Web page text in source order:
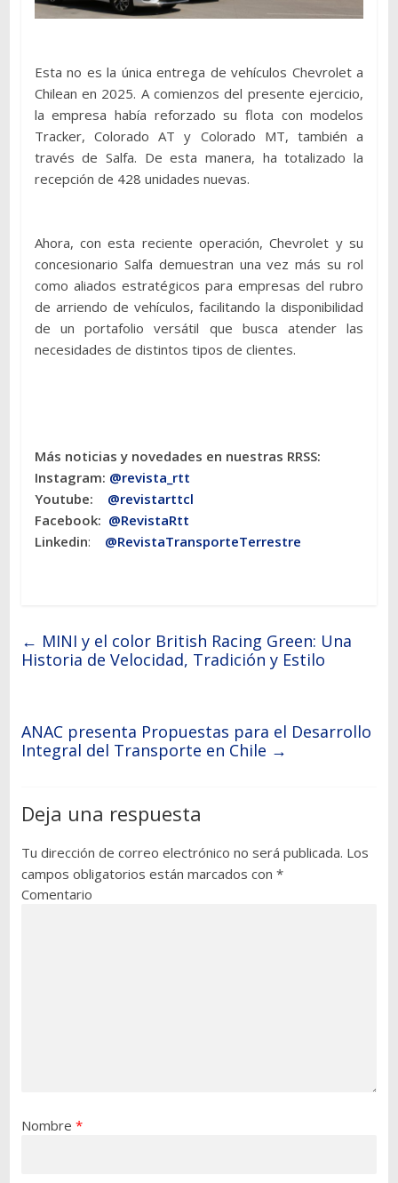
Esta no es la única entrega de vehículos Chevrolet a
Chilean en 2025. A comienzos del presente ejercicio,
la empresa había reforzado su flota con modelos
Tracker, Colorado AT y Colorado MT, también a
través de Salfa. De esta manera, ha totalizado la
recepción de 428 unidades nuevas.
Ahora, con esta reciente operación, Chevrolet y su
concesionario Salfa demuestran una vez más su rol
como aliados estratégicos para empresas del rubro
de arriendo de vehículos, facilitando la disponibilidad
de un portafolio versátil que busca atender las
necesidades de distintos tipos de clientes.
Más noticias y novedades en nuestras RRSS:
Instagram: @revista_rtt
Youtube: @revistarttcl
Facebook: @RevistaRtt
Linkedin: @RevistaTransporteTerrestre
← MINI y el color British Racing Green: Una
Historia de Velocidad, Tradición y Estilo
ANAC presenta Propuestas para el Desarrollo
Integral del Transporte en Chile →
Deja una respuesta
Tu dirección de correo electrónico no será publicada. Los
campos obligatorios están marcados con *
Comentario
Nombre *